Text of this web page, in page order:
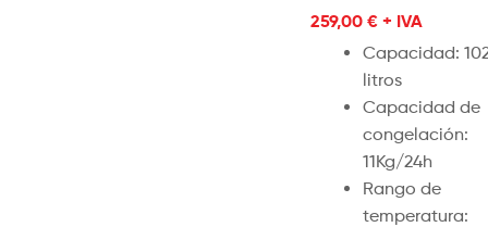
259,00 € + IVA
Capacidad:
litros
Capacidad de
congelación:
11Kg/24h
Rango de
temperatura: